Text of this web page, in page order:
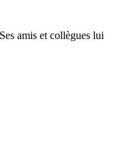
amis et collègues lui